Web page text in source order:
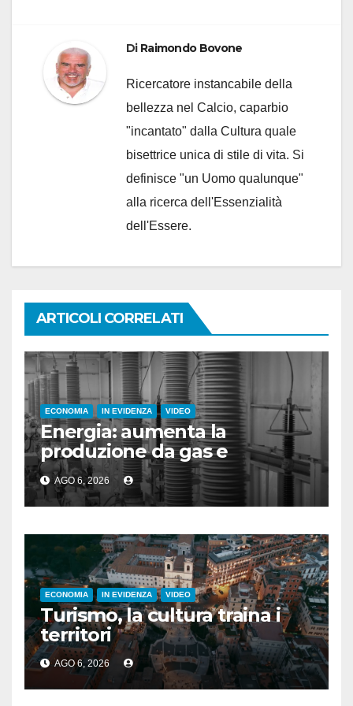
Di Raimondo Bovone
Ricercatore instancabile della
bellezza nel Calcio, caparbio
"incantato" dalla Cultura quale
bisettrice unica di stile di vita. Si
definisce "un Uomo qualunque"
alla ricerca dell'Essenzialità
dell'Essere.
ARTICOLI CORRELATI
ECONOMIA IN EVIDENZA VIDEO
Energia: aumenta la
produzione da gas e
fotovoltaico
AGO 6, 2026
ECONOMIA IN EVIDENZA VIDEO
Turismo, la cultura traina i
territori
AGO 6, 2026